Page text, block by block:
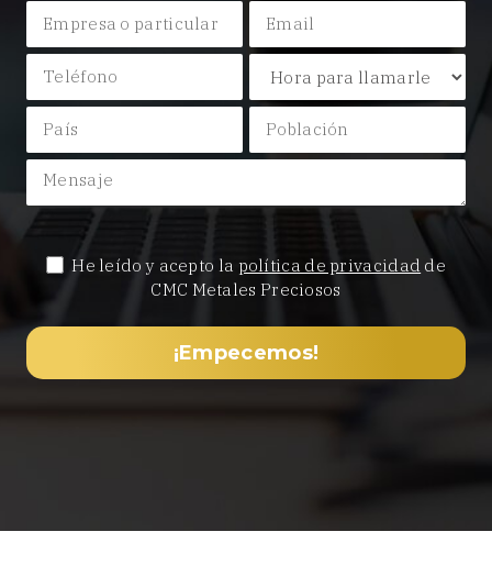
He leído y acepto la política de privacidad de
CMC Metales Preciosos